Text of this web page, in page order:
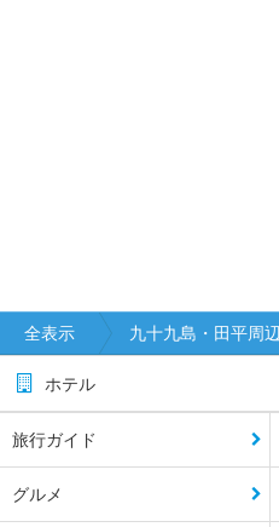
全表示 九十九島・田平周辺
ホテル
旅行ガイド
グルメ